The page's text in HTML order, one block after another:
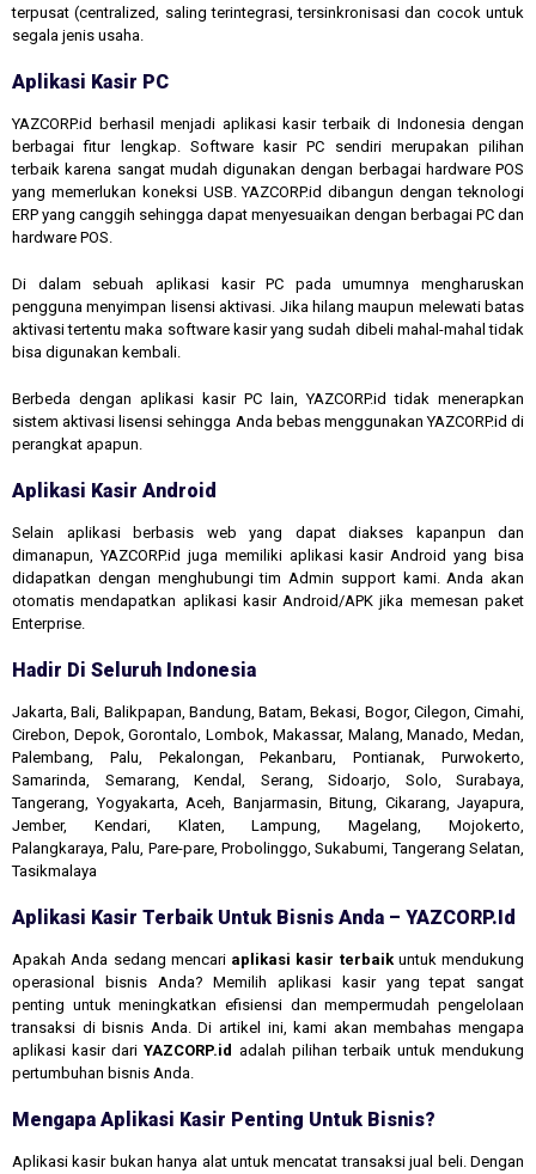
terpusat (centralized, saling terintegrasi, tersinkronisasi dan cocok untuk
segala jenis usaha.
Aplikasi Kasir PC
YAZCORP.id berhasil menjadi aplikasi kasir terbaik di Indonesia dengan
berbagai fitur lengkap. Software kasir PC sendiri merupakan pilihan
terbaik karena sangat mudah digunakan dengan berbagai hardware POS
yang memerlukan koneksi USB. YAZCORP.id dibangun dengan teknologi
ERP yang canggih sehingga dapat menyesuaikan dengan berbagai PC dan
hardware POS.
Di dalam sebuah aplikasi kasir PC pada umumnya mengharuskan
pengguna menyimpan lisensi aktivasi. Jika hilang maupun melewati batas
aktivasi tertentu maka software kasir yang sudah dibeli mahal-mahal tidak
bisa digunakan kembali.
Berbeda dengan aplikasi kasir PC lain, YAZCORP.id tidak menerapkan
sistem aktivasi lisensi sehingga Anda bebas menggunakan YAZCORP.id di
perangkat apapun.
Aplikasi Kasir Android
Selain aplikasi berbasis web yang dapat diakses kapanpun dan
dimanapun, YAZCORP.id juga memiliki aplikasi kasir Android yang bisa
didapatkan dengan menghubungi tim Admin support kami. Anda akan
otomatis mendapatkan aplikasi kasir Android/APK jika memesan paket
Enterprise.
Hadir Di Seluruh Indonesia
Jakarta, Bali, Balikpapan, Bandung, Batam, Bekasi, Bogor, Cilegon, Cimahi,
Cirebon, Depok, Gorontalo, Lombok, Makassar, Malang, Manado, Medan,
Palembang, Palu, Pekalongan, Pekanbaru, Pontianak, Purwokerto,
Samarinda, Semarang, Kendal, Serang, Sidoarjo, Solo, Surabaya,
Tangerang, Yogyakarta, Aceh, Banjarmasin, Bitung, Cikarang, Jayapura,
Jember, Kendari, Klaten, Lampung, Magelang, Mojokerto,
Palangkaraya, Palu, Pare-pare, Probolinggo, Sukabumi, Tangerang Selatan,
Tasikmalaya
Aplikasi Kasir Terbaik Untuk Bisnis Anda – YAZCORP.id
Apakah Anda sedang mencari aplikasi kasir terbaikuntuk mendukung
operasional bisnis Anda? Memilih aplikasi kasir yang tepat sangat
penting untuk meningkatkan efisiensi dan mempermudah pengelolaan
transaksi di bisnis Anda. Di artikel ini, kami akan membahas mengapa
aplikasi kasir dariYAZCORP.id adalah pilihan terbaik untuk mendukung
pertumbuhan bisnis Anda.
Mengapa Aplikasi Kasir Penting Untuk Bisnis?
Aplikasi kasir bukan hanya alat untuk mencatat transaksi jual beli. Dengan